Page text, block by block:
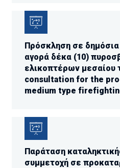
Πρόσκληση σε δημόσια
αγορά δέκα (10)
ελικοπτέρων μεσαίου
consultation for the
medium type
Παράταση
συμμετοχή σε